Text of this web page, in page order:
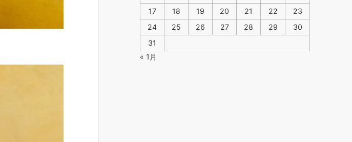
17
18 19 20 21 22
23
24
25 26 27 28 29
30
31
« 1月